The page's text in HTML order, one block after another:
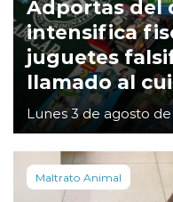
Adportas del
intensifica
juguetes
llamado al
Lunes 3 de agosto
Maltrato Animal